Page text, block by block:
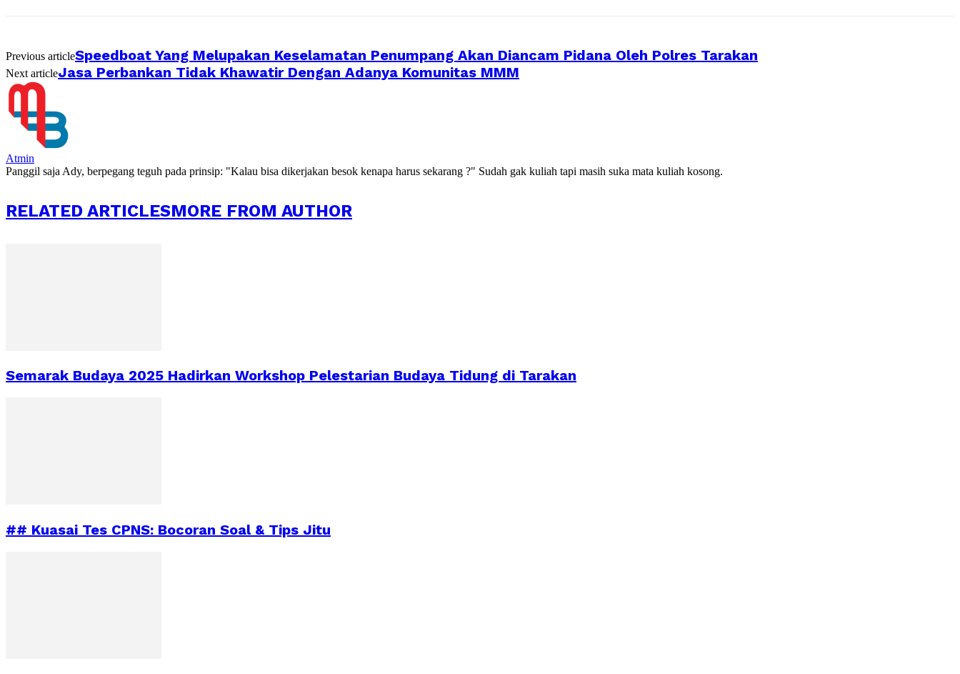
Previous articleSpeedboat Yang Melupakan Keselamatan Penumpang Akan Diancam Pidana Oleh Polres Tarakan
Next articleJasa Perbankan Tidak Khawatir Dengan Adanya Komunitas MMM
Atmin
Panggil saja Ady, berpegang teguh pada prinsip: "Kalau bisa dikerjakan besok kenapa harus sekarang ?" Sudah gak kuliah tapi masih suka mata kuliah kosong.
RELATED ARTICLESMORE FROM AUTHOR
Semarak Budaya 2025 Hadirkan Workshop Pelestarian Budaya Tidung di Tarakan
## Kuasai Tes CPNS: Bocoran Soal & Tips Jitu